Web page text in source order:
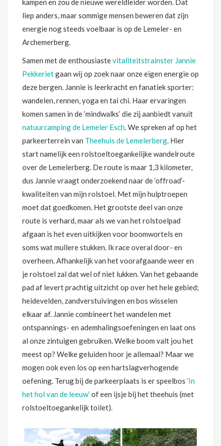
kampen en zou de nieuwe wereldleider worden. Dat
liep anders, maar sommige mensen beweren dat zijn
energie nog steeds voelbaar is op de Lemeler- en
Archemerberg.
Samen met de enthousiastevitaliteitstrainster Jannie
Pekkerietgaan wij op zoek naar onze eigen energie op
deze bergen. Jannie is leerkracht en fanatiek sporter:
wandelen, rennen, yoga en tai chi. Haar ervaringen
komen samen in de ‘mindwalks’ die zij aanbiedt vanuit
natuurcamping de Lemeler Esch. We spreken af op het
parkeerterrein van Theehuis de Lemelerberg. Hier
start namelijk een rolstoeltoegankelijke wandelroute
over de Lemelerberg. De route is maar 1,3 kilometer,
dus Jannie vraagt onderzoekend naar de ‘offroad’-
kwaliteiten van mijn rolstoel. Met mijn hulptroepen
moet dat goedkomen. Het grootste deel van onze
route is verhard, maar als we van het rolstoelpad
afgaan is het even uitkijken voor boomwortels en
soms wat mullere stukken. Ik race overal door- en
overheen. Afhankelijk van het voorafgaande weer en
je rolstoel zal dat wel of niet lukken. Van het gebaande
pad af levert prachtig uitzicht op over het hele gebied;
heidevelden, zandverstuivingen en bos wisselen
elkaar af. Jannie combineert het wandelen met
ontspannings- en ademhalingsoefeningen en laat ons
al onze zintuigen gebruiken. Welke boom valt jou het
meest op? Welke geluiden hoor je allemaal? Maar we
mogen ook even los op een hartslagverhogende
oefening. Terug bij de parkeerplaats is er speelbos ‘In
het hol van de leeuw’ of een ijsje bij het theehuis (met
rolstoeltoegankelijk toilet).